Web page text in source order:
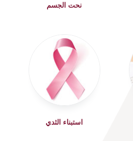
نحت الجسم
استبناء الثدي